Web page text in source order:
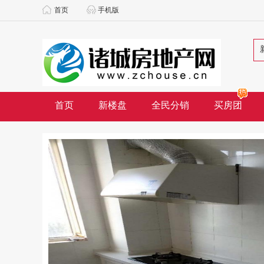
首页 手机版
首页 新楼盘 全民分销 买房团